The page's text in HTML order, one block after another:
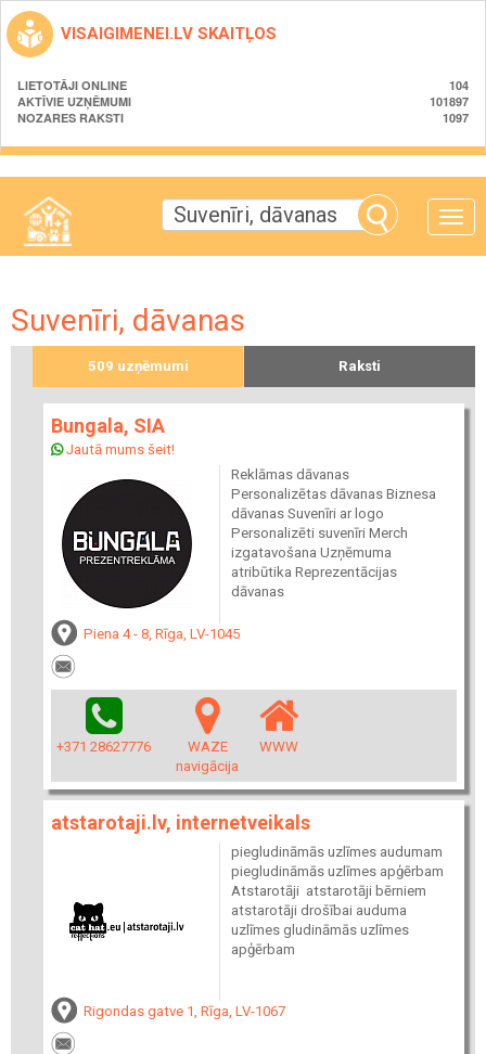
VISAIGIMENEI.LV SKAITĻOS
LIETOTĀJI ONLINE
104
AKTĪVIE UZŅĒMUMI
101897
NOZARES RAKSTI
1097
Toggle
Suvenīri, dāvanas
509 uzņēmumi Raksti
Bungala, SIA
Jautā mums šeit!
Reklāmas dāvanas
Personalizētas dāvanas Biznesa
dāvanas Suvenīri ar logo
Personalizēti suvenīri Merch
izgatavošana Uzņēmuma
atribūtika Reprezentācijas
dāvanas
Piena 4 - 8, Rīga, LV-1045
+371 28627776
WAZE
navigācija
WWW
atstarotaji.lv, internetveikals
piegludināmās uzlīmes audumam
piegludināmās uzlīmes apģērbam
Atstarotāji atstarotāji bērniem
atstarotāji drošībai auduma
uzlīmes gludināmās uzlīmes
apģērbam
Rigondas gatve 1, Rīga, LV-1067